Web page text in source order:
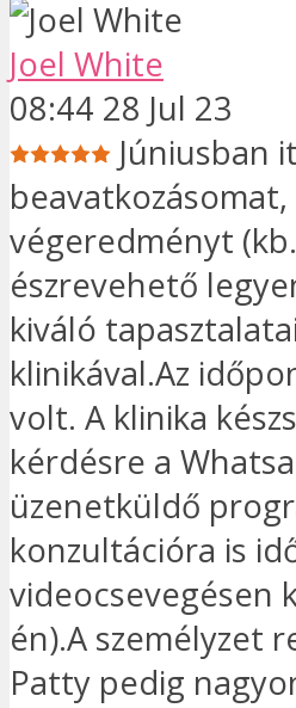
Joel White
08:44 28 Jul 23
Júniusban
végeredményt
észrevehető
kiváló
klinikával.Az
volt. A klinika
kérdésre a
üzenetküldő
konzultációra is
videocsevegésen
én).A személyzet
Patty pedig